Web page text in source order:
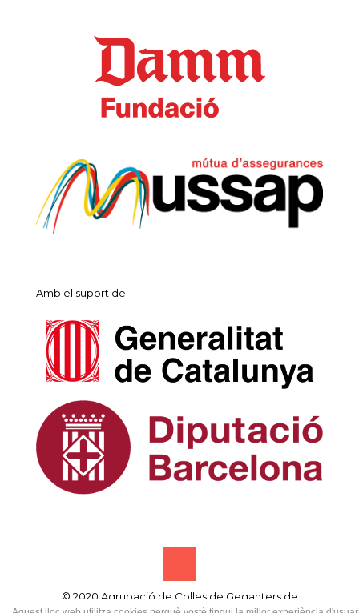
Amb el suport de:
© 2020 Agrupació de Colles de Geganters de